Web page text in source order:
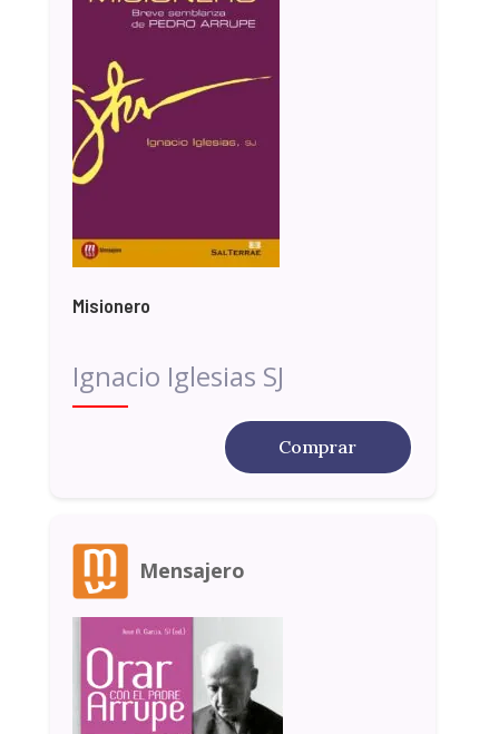
Misionero
Ignacio Iglesias SJ
Comprar
Mensajero